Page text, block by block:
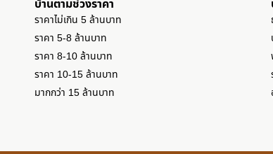
บ้านตามช่วงราคา
ราคาไม่เกิน 5 ล้านบาท
ราคา 5-8 ล้านบาท
ราคา 8-10 ล้านบาท
ราคา 10-15 ล้านบาท
มากกว่า 15 ล้านบาท